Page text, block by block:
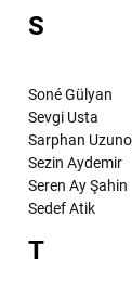
S
Soné Gülyan
Sevgi Usta
Sarphan
Sezin Aydemir
Seren Ay Şahin
Sedef Atik
T